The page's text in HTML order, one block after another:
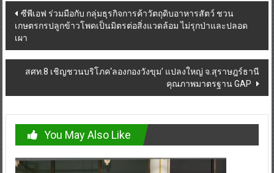
Post
navigation
ซีพีเอฟ ร่วมมือกับ กลุ่มธุรกิจการค้าวัตถุดิบอาหารสัตว์ ชวน
เกษตรกรปลูกข้าวโพดเป็นมิตรต่อสิ่งแวดล้อม ไม่รุกป่าและปลอด
เผา
สศท.8 เชิญชวนบริโภค‘ลองกองวังขุม’ แปลงใหญ่ จ.สุราษฎร์ธานี
คุณภาพมาตรฐาน GAP
You May Also Like